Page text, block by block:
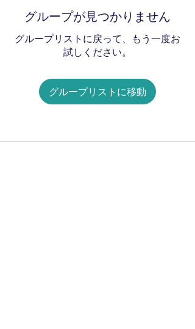
グループが見つかりません
グループリストに戻って、もう一度お
試しください。
グループリストに移動